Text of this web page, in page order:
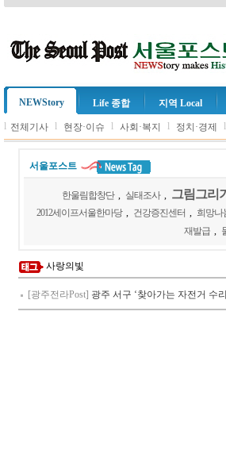
NEWStory Life 종합 지역 Local
l 전체기사 l 현장·이슈 l 사회·복지 l 정치·경제 l
서울포스트
한울림합창단 실태조사 그림그리
2012세이프서울한마당 건강증진센터 희망나
재발급
사랑의빛
[광주전라Post] 광주 서구 ‘찾아가는 자전거 수